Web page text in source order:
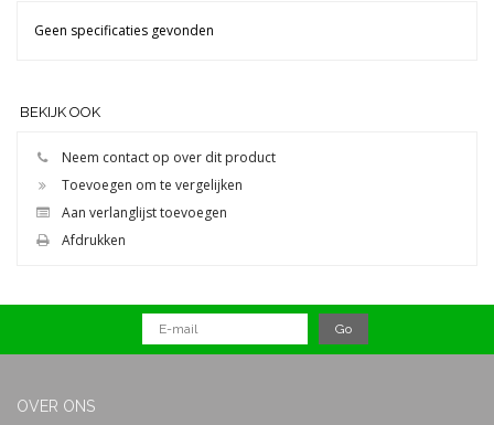
Geen specificaties gevonden
BEKIJK OOK
Neem contact op over dit product
Toevoegen om te vergelijken
Aan verlanglijst toevoegen
Afdrukken
OVER ONS